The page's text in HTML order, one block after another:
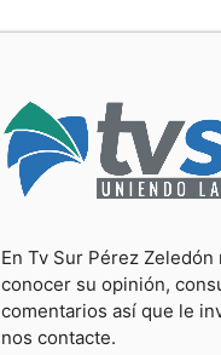
En Tv Sur Pérez
conocer su opinión,
comentarios así que le
nos contacte.